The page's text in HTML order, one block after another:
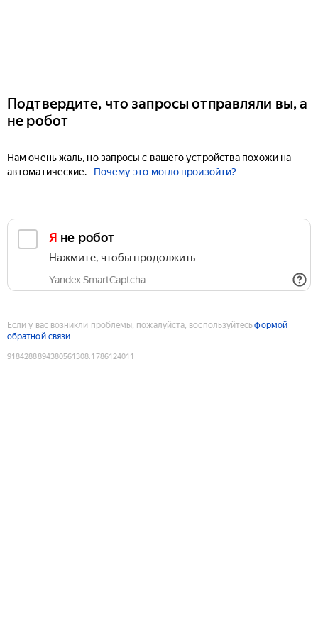
Подтвердите, что запросы отправляли вы, а
не робот
Нам очень жаль, но запросы с вашего устройства похожи на
автоматические.
Почему это могло произойти?
Я не робот
Нажмите, чтобы продолжить
Yandex SmartCaptcha
Если у вас возникли проблемы, пожалуйста, воспользуйтесьформой
обратной связи
9184288894380561308:1786124011